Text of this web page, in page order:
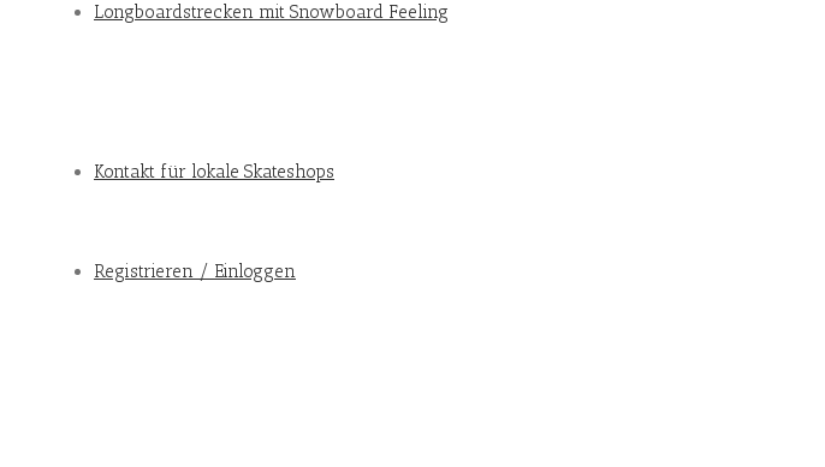
Longboardstrecken mit Snowboard Feeling
Kontakt für lokale Skateshops
Registrieren / Einloggen